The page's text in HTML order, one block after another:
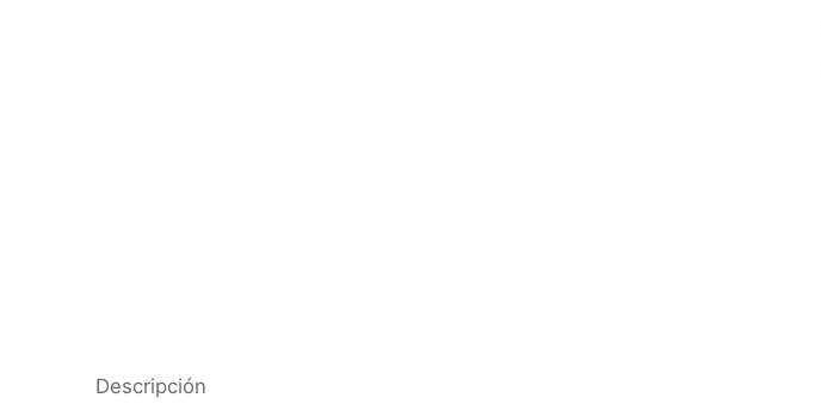
Descripción